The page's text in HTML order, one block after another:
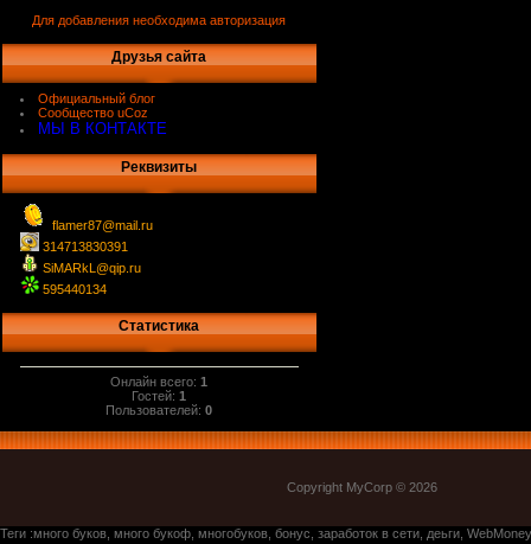
Для добавления необходима авторизация
Друзья сайта
Официальный блог
Сообщество uCoz
МЫ В КОНТАКТЕ
Реквизиты
flamer87@mail.ru
314713830391
SiMARkL@qip.ru
595440134
Статистика
Онлайн всего:1
Гостей:1
Пользователей:0
Copyright MyCorp © 2026
Теги :много буков, много букоф, многобуков, бонус, заработок в сети, деьги,